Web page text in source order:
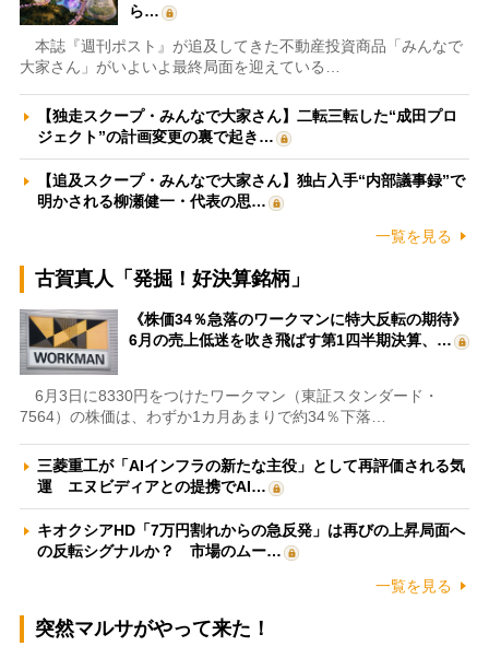
ら…
本誌『週刊ポスト』が追及してきた不動産投資商品「みんなで
大家さん」がいよいよ最終局面を迎えている…
【独走スクープ・みんなで大家さん】二転三転した“成田プロ
ジェクト”の計画変更の裏で起き…
【追及スクープ・みんなで大家さん】独占入手“内部議事録”で
明かされる柳瀬健一・代表の思…
一覧を見る
古賀真人「発掘！好決算銘柄」
《株価34％急落のワークマンに特大反転の期待》
6月の売上低迷を吹き飛ばす第1四半期決算、…
6月3日に8330円をつけたワークマン（東証スタンダード・
7564）の株価は、わずか1カ月あまりで約34％下落…
三菱重工が「AIインフラの新たな主役」として再評価される気
運 エヌビディアとの提携でAI…
キオクシアHD「7万円割れからの急反発」は再びの上昇局面へ
の反転シグナルか？ 市場のムー…
一覧を見る
突然マルサがやって来た！